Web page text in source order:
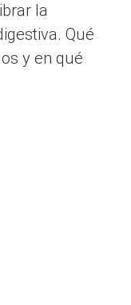
la
Qué
y en qué